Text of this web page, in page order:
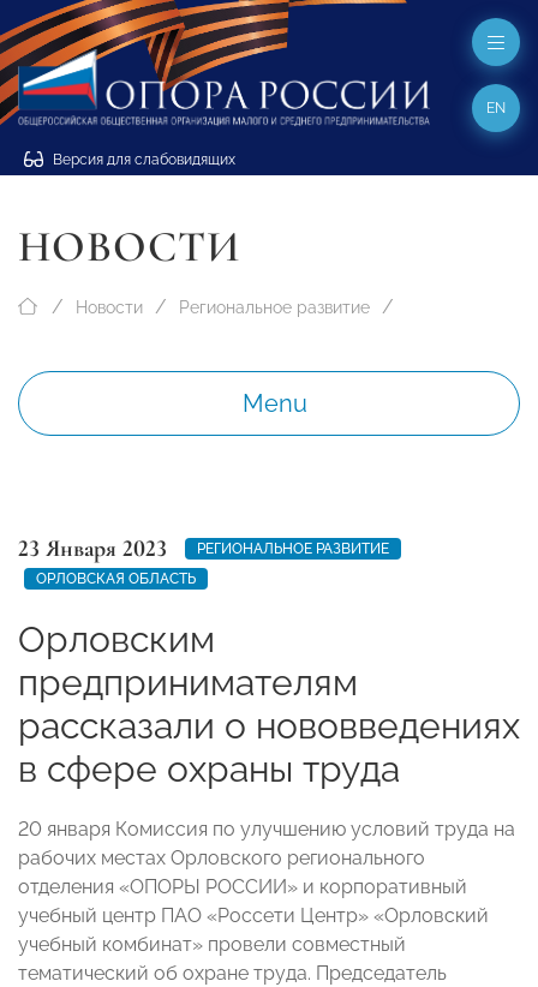
Версия для слабовидящих
EN
НОВОСТИ
Новости Региональное развитие
Menu
23 Января 2023
РЕГИОНАЛЬНОЕ РАЗВИТИЕ
ОРЛОВСКАЯ ОБЛАСТЬ
Орловским
предпринимателям
рассказали о нововведениях
в сфере охраны труда
20 января Комиссия по улучшению условий труда на
рабочих местах Орловского регионального
отделения «ОПОРЫ РОССИИ» и корпоративный
учебный центр ПАО «Россети Центр» «Орловский
учебный комбинат» провели совместный
тематический об охране труда. Председатель